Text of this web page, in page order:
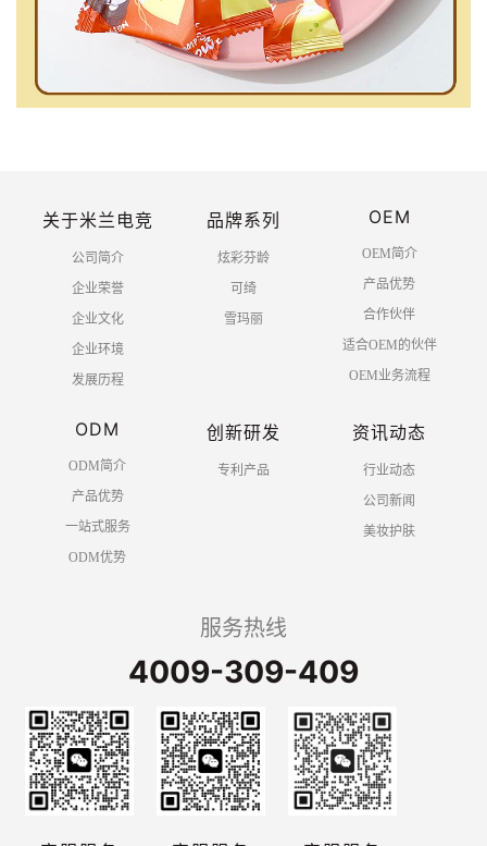
关于米兰电竞
公司简介
企业荣誉
企业文化
企业环境
发展历程
品牌系列
炫彩芬龄
可绮
雪玛丽
OEM
OEM简介
产品优势
合作伙伴
适合OEM的伙伴
OEM业务流程
ODM
ODM简介
产品优势
一站式服务
ODM优势
创新研发
专利产品
资讯动态
行业动态
公司新闻
美妆护肤
服务热线
4009-309-409